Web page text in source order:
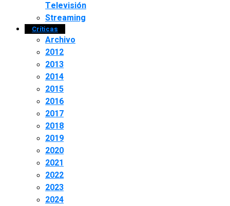
Televisión
Streaming
Críticas
Archivo
2012
2013
2014
2015
2016
2017
2018
2019
2020
2021
2022
2023
2024